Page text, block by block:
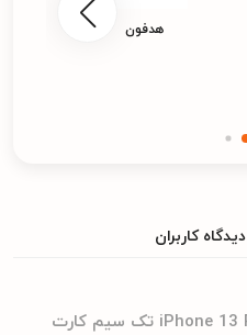
هدفون
دیدگاه کاربران
گوشی موبایل اپل مدل iPhone 13 Pro VN/A تک سیم‌ کارت